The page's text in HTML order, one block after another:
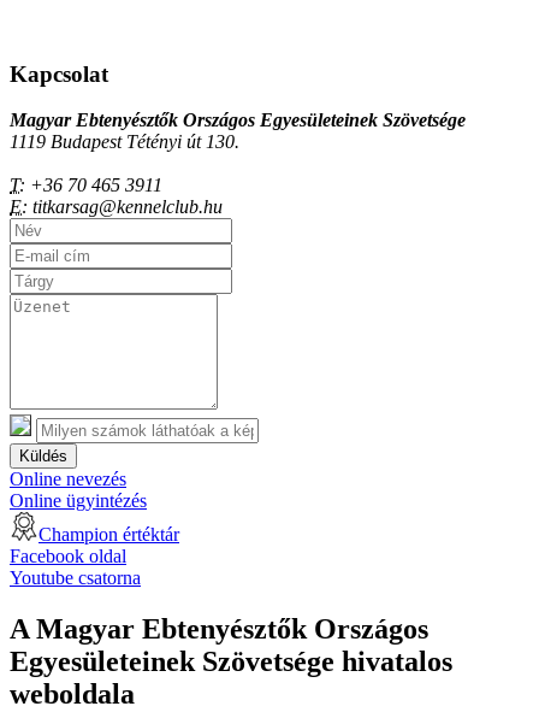
Kapcsolat
Magyar Ebtenyésztők Országos Egyesületeinek Szövetsége
1119 Budapest Tétényi út 130.
T: +36 70 465 3911
E: titkarsag@kennelclub.hu
Küldés
Online nevezés
Online ügyintézés
Champion értéktár
Facebook oldal
Youtube csatorna
A Magyar Ebtenyésztők Országos
Egyesületeinek Szövetsége hivatalos
weboldala